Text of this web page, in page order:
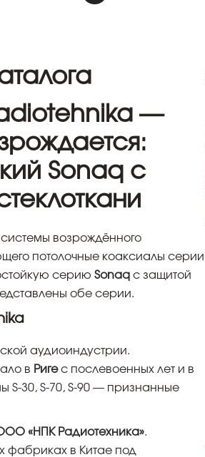
—
Sonaq с
возрождённого
потолочные коаксиалы серии
серию Sonaq с защитой
обе серии.
аудиоиндустрии.
в Ригес послевоенных лет и в
S-30, S-70, S-90 — признанные
«НПК Радиотехника».
фабриках в Китае под